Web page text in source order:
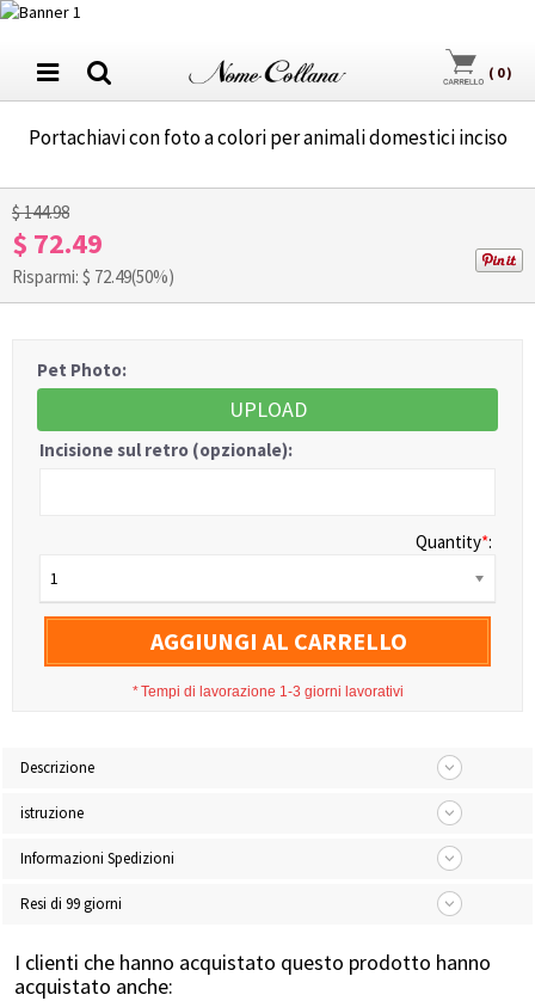
( 0)
Portachiavi con foto a colori per animali domestici inciso
1/3
$ 144.98
$ 72.49
Risparmi: $ 72.49(50%)
Pet Photo:
UPLOAD
Incisione sul retro (opzionale):
Quantity*:
1
AGGIUNGI AL CARRELLO
*Tempi di lavorazione 1-3 giorni lavorativi
Descrizione
istruzione
Informazioni Spedizioni
Resi di 99 giorni
I clienti che hanno acquistato questo prodotto hanno
acquistato anche: